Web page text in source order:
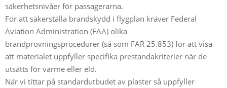
säkerhetsnivåer för passagerarna.
För att säkerställa brandskydd i flygplan kräver Federal
Aviation Administration (FAA) olika
brandprovningsprocedurer (så som FAR 25.853) för att visa
att materialet uppfyller specifika prestandakriterier när de
utsätts för värme eller eld.
När vi tittar på standardutbudet av plaster så uppfyller